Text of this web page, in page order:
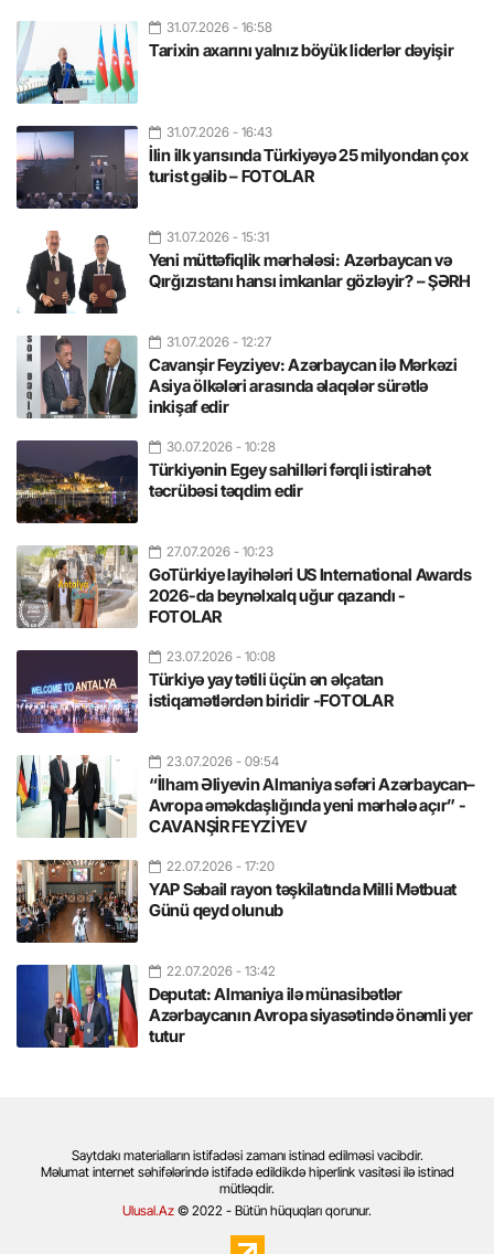
31.07.2026 - 16:58
Tarixin axarını yalnız böyük liderlər dəyişir
31.07.2026 - 16:43
İlin ilk yarısında Türkiyəyə 25 milyondan çox
turist gəlib – FOTOLAR
31.07.2026 - 15:31
Yeni müttəfiqlik mərhələsi: Azərbaycan və
Qırğızıstanı hansı imkanlar gözləyir? – ŞƏRH
31.07.2026 - 12:27
Cavanşir Feyziyev: Azərbaycan ilə Mərkəzi
Asiya ölkələri arasında əlaqələr sürətlə
inkişaf edir
30.07.2026 - 10:28
Türkiyənin Egey sahilləri fərqli istirahət
təcrübəsi təqdim edir
27.07.2026 - 10:23
GoTürkiye layihələri US International Awards
2026-da beynəlxalq uğur qazandı -
FOTOLAR
23.07.2026 - 10:08
Türkiyə yay tətili üçün ən əlçatan
istiqamətlərdən biridir -FOTOLAR
23.07.2026 - 09:54
“İlham Əliyevin Almaniya səfəri Azərbaycan–
Avropa əməkdaşlığında yeni mərhələ açır” -
CAVANŞİR FEYZİYEV
22.07.2026 - 17:20
YAP Səbail rayon təşkilatında Milli Mətbuat
Günü qeyd olunub
22.07.2026 - 13:42
Deputat: Almaniya ilə münasibətlər
Azərbaycanın Avropa siyasətində önəmli yer
tutur
Saytdakı materialların istifadəsi zamanı istinad edilməsi vacibdir.
Məlumat internet səhifələrində istifadə edildikdə hiperlink vasitəsi ilə istinad
mütləqdir.
Ulusal.Az © 2022 - Bütün hüquqları qorunur.